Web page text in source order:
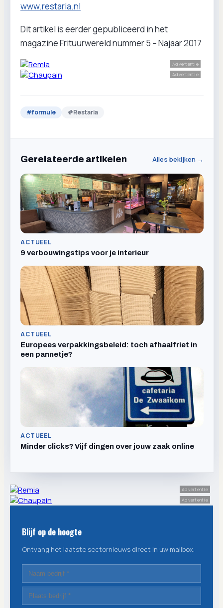
www.restaria.nl
Dit artikel is eerder gepubliceerd in het
magazine Frituurwereld nummer 5 – Najaar 2017
Advertentie
Advertentie
#formule #Restaria
Gerelateerde artikelen Alles bekijken →
ACTUEEL
9 verbouwingstips voor je interieur
ACTUEEL
Europees verpakkingsbeleid: toch afhaalfriet in
een pannetje?
ACTUEEL
Minder clicks? Vijf dingen over jouw zaak online
Advertentie
Advertentie
Blijf op de hoogte
Ontvang het laatste sectornieuws direct in uw mailbox.